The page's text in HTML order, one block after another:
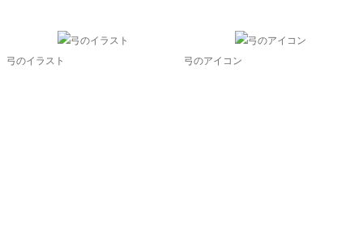
弓のイラスト 弓のアイコン